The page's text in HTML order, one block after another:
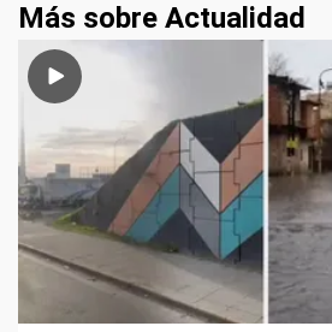
Más sobre Actualidad